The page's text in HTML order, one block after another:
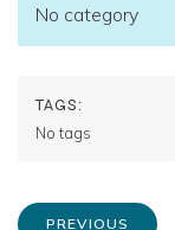
No category
TAGS:
No tags
PREVIOUS